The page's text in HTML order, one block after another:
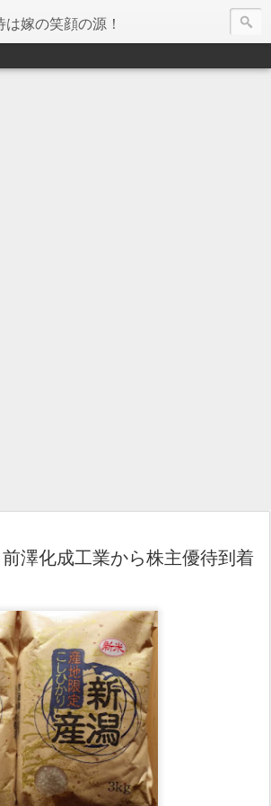
嫁の笑顔の源！
前澤化成工業から株主優待到着